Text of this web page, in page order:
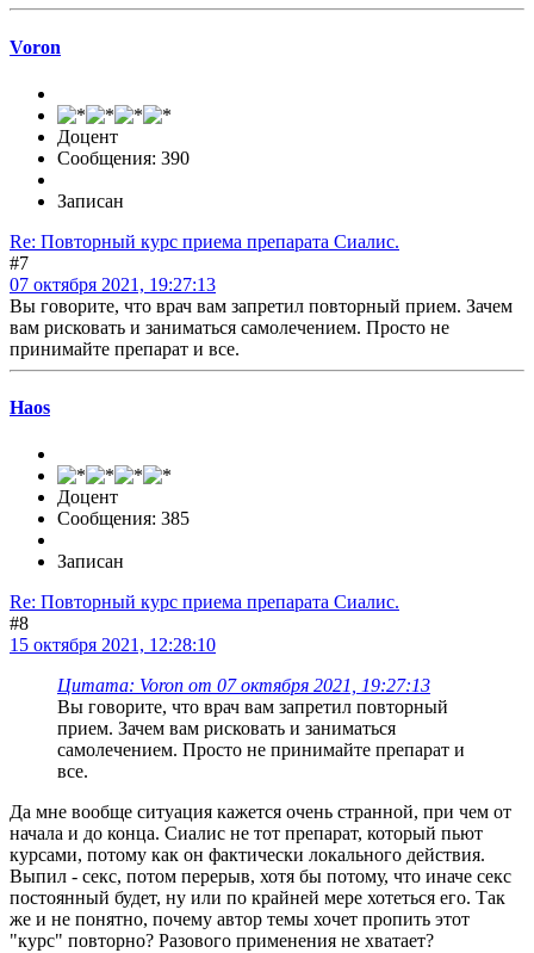
Voron
Доцент
Сообщения: 390
Записан
Re: Повторный курс приема препарата Сиалис.
#7
07 октября 2021, 19:27:13
Вы говорите, что врач вам запретил повторный прием. Зачем
вам рисковать и заниматься самолечением. Просто не
принимайте препарат и все.
Haos
Доцент
Сообщения: 385
Записан
Re: Повторный курс приема препарата Сиалис.
#8
15 октября 2021, 12:28:10
Цитата: Voron от 07 октября 2021, 19:27:13
Вы говорите, что врач вам запретил повторный
прием. Зачем вам рисковать и заниматься
самолечением. Просто не принимайте препарат и
все.
Да мне вообще ситуация кажется очень странной, при чем от
начала и до конца. Сиалис не тот препарат, который пьют
курсами, потому как он фактически локального действия.
Выпил - секс, потом перерыв, хотя бы потому, что иначе секс
постоянный будет, ну или по крайней мере хотеться его. Так
же и не понятно, почему автор темы хочет пропить этот
"курс" повторно? Разового применения не хватает?